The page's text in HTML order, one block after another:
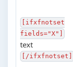
[ifxfnotset
fields="X"]
text
[/ifxfnotset]